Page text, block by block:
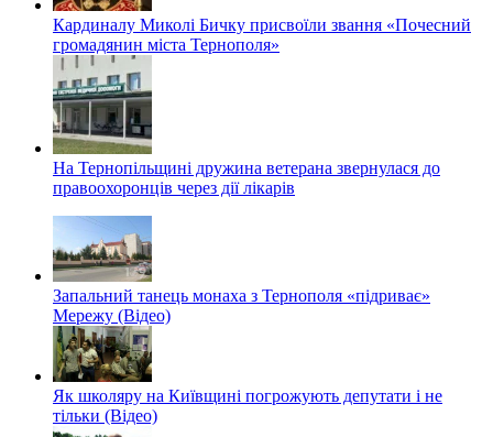
Кардиналу Миколі Бичку присвоїли звання «Почесний
громадянин міста Тернополя»
На Тернопільщині дружина ветерана звернулася до
правоохоронців через дії лікарів
Запальний танець монаха з Тернополя «підриває»
Мережу (Відео)
Як школяру на Київщині погрожують депутати і не
тільки (Відео)